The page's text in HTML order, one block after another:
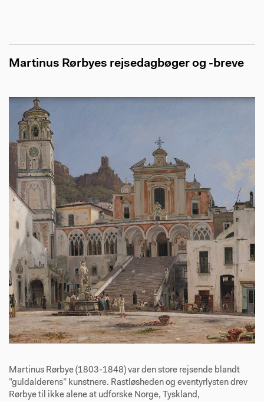
Martinus Rørbyes rejsedagbøger og -breve
Martinus Rørbye (1803-1848) var den store rejsende blandt
”guldalderens” kunstnere. Rastløsheden og eventyrlysten drev
Rørbye til ikke alene at udforske Norge, Tyskland,